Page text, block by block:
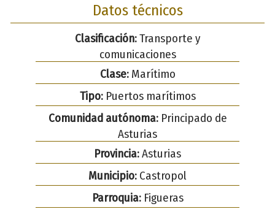
Datos técnicos
Clasificación:Transporte y
comunicaciones
Clase:Marítimo
Tipo:Puertos marítimos
Comunidad autónoma:Principado de
Asturias
Provincia:Asturias
Municipio: Castropol
Parroquia:Figueras